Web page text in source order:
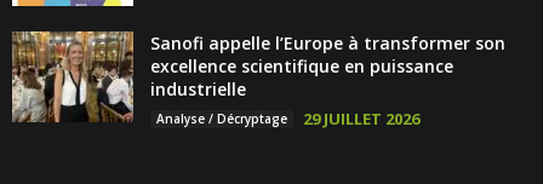
Sanofi appelle l’Europe à transformer son
excellence scientifique en puissance
industrielle
Analyse / Décryptage 29 JUILLET 2026